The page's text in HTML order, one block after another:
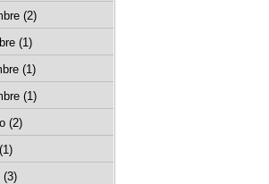
(2)
(1)
(1)
(1)
(2)
(3)